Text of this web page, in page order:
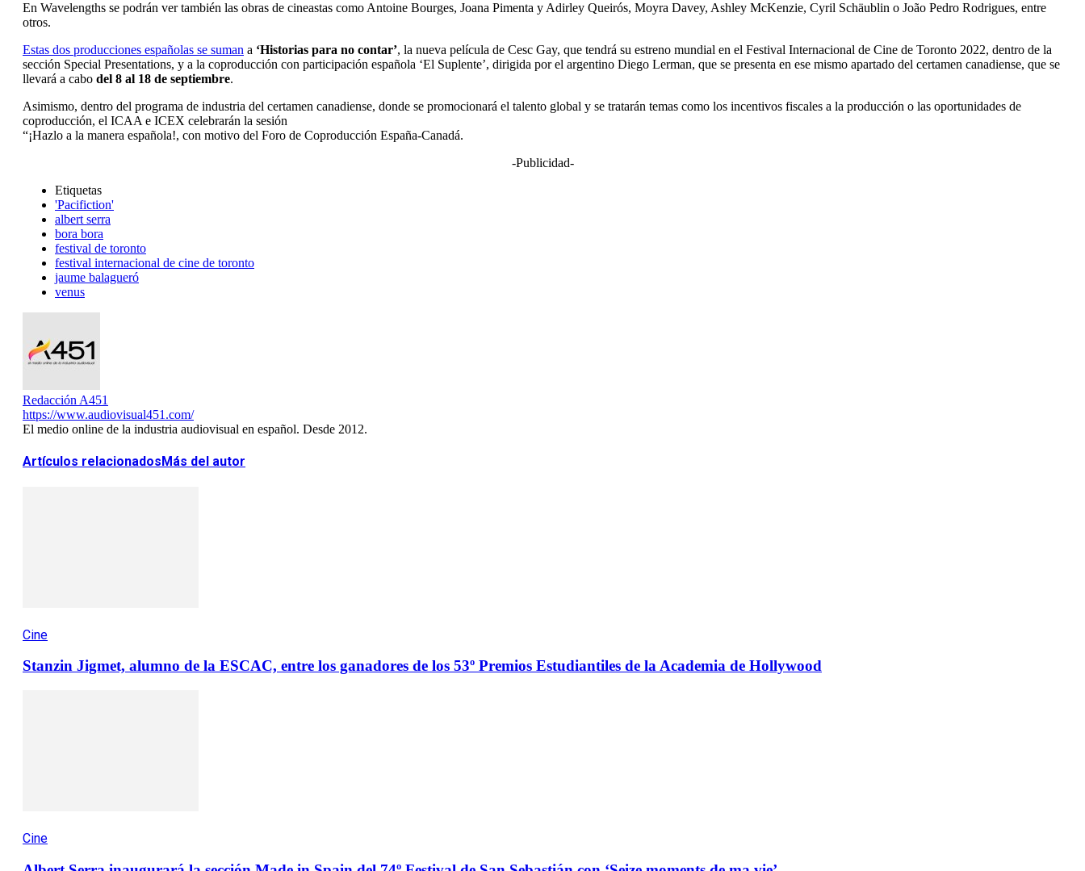
En Wavelengths se podrán ver también las obras de cineastas como Antoine Bourges, Joana Pimenta y Adirley Queirós, Moyra Davey, Ashley McKenzie, Cyril Schäublin o João Pedro Rodrigues, entre
otros.
Estas dos producciones españolas se suman a ‘Historias para no contar’, la nueva película de Cesc Gay, que tendrá su estreno mundial en el Festival Internacional de Cine de Toronto 2022, dentro de la
sección Special Presentations, y a la coproducción con participación española ‘El Suplente’, dirigida por el argentino Diego Lerman, que se presenta en ese mismo apartado del certamen canadiense, que se
llevará a cabo del 8 al 18 de septiembre.
Asimismo, dentro del programa de industria del certamen canadiense, donde se promocionará el talento global y se tratarán temas como los incentivos fiscales a la producción o las oportunidades de
coproducción, el ICAA e ICEX celebrarán la sesión
“¡Hazlo a la manera española!, con motivo del Foro de Coproducción España-Canadá.
-Publicidad-
Etiquetas
'Pacifiction'
albert serra
bora bora
festival de toronto
festival internacional de cine de toronto
jaume balagueró
venus
Redacción A451
https://www.audiovisual451.com/
El medio online de la industria audiovisual en español. Desde 2012.
Artículos relacionados Más del autor
Cine
Stanzin Jigmet, alumno de la ESCAC, entre los ganadores de los 53º Premios Estudiantiles de la Academia de Hollywood
Cine